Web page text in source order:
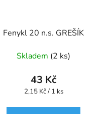
Fenykl 20 n.s. GREŠÍK
Skladem (2 ks)
43 Kč
Měrná
2,15 Kč / 1 ks